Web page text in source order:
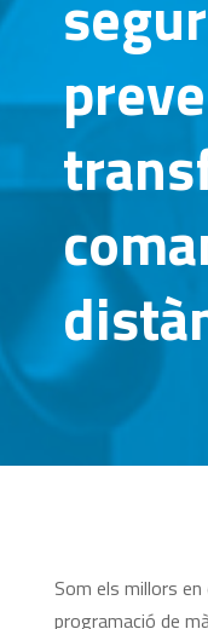
Som els millors en
programació de